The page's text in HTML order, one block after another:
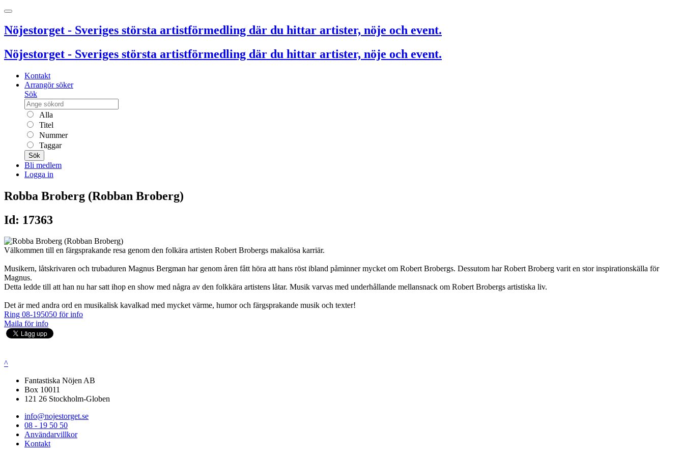
Nöjestorget - Sveriges största artistförmedling där du hittar artister, nöje och event.
Nöjestorget - Sveriges största artistförmedling där du hittar artister, nöje och event.
Kontakt
Arrangör söker
Sök
Alla
Titel
Nummer
Taggar
Sök
Bli medlem
Logga in
Robba Broberg (Robban Broberg)
Id: 17363
Välkommen till en färgsprakande resa genom den folkära artisten Robert Brobergs makalösa karriär.
Musikern, låtskrivaren och trubaduren Magnus Bergman har genom åren fått höra att hans röst ibland påminner mycket om Robert Brobergs. Dessutom har Robert Broberg varit en stor inspirationskälla för
Magnus.
Detta ledde till att han nu har satt ihop en show med några av den folkkära artistens låtar. Musik varvas med underhållande mellansnack om Robert Brobergs artistiska liv.
Det är med andra ord en musikalisk kavalkad med mycket värme, humor och färgsprakande musik och texter!
Ring 08-195050 för info
Maila för info
^
Fantastiska Nöjen AB
Box 10011
121 26 Stockholm-Globen
info@nojestorget.se
08 - 19 50 50
Användarvillkor
Kontakt